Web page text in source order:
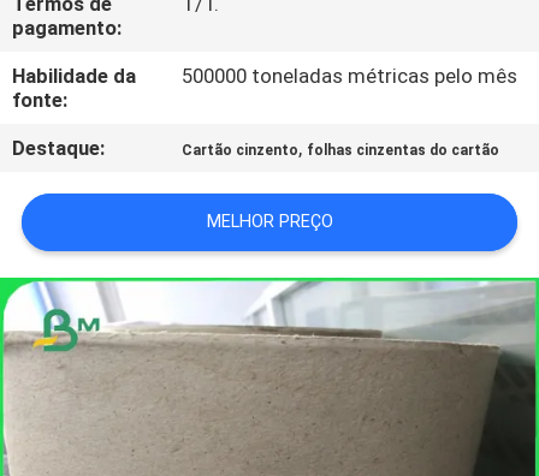
NOTÍCIAS
CASOS
DO
SITE
POLÍTICA
DE
PRIVACIDADE
pagamento:
Habilidade da
fonte:
500000 toneladas métricas pelo mês
Destaque: Cartão cinzento, folhas cinzentas do cartão
MELHOR PREÇO